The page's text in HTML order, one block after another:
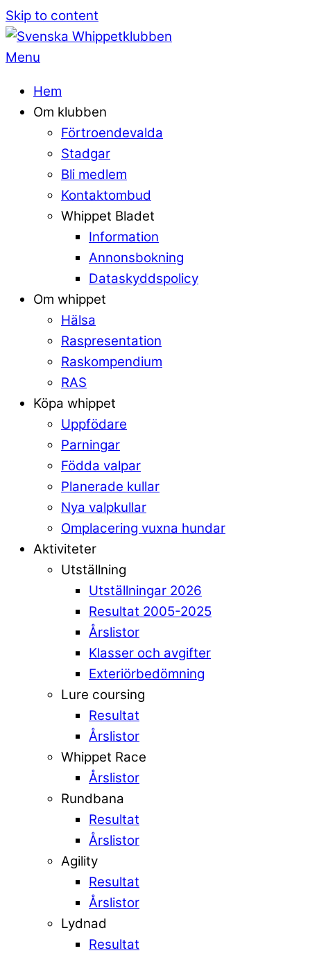
Skip to content
Menu
Hem
Om klubben
Förtroendevalda
Stadgar
Bli medlem
Kontaktombud
Whippet Bladet
Information
Annonsbokning
Dataskyddspolicy
Om whippet
Hälsa
Raspresentation
Raskompendium
RAS
Köpa whippet
Uppfödare
Parningar
Födda valpar
Planerade kullar
Nya valpkullar
Omplacering vuxna hundar
Aktiviteter
Utställning
Utställningar 2026
Resultat 2005-2025
Årslistor
Klasser och avgifter
Exteriörbedömning
Lure coursing
Resultat
Årslistor
Whippet Race
Årslistor
Rundbana
Resultat
Årslistor
Agility
Resultat
Årslistor
Lydnad
Resultat